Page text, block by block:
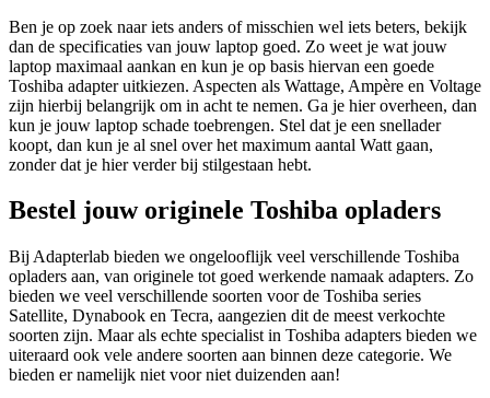
Ben je op zoek naar iets anders of misschien wel iets beters, bekijk
dan de specificaties van jouw laptop goed. Zo weet je wat jouw
laptop maximaal aankan en kun je op basis hiervan een goede
Toshiba adapter uitkiezen. Aspecten als Wattage, Ampère en Voltage
zijn hierbij belangrijk om in acht te nemen. Ga je hier overheen, dan
kun je jouw laptop schade toebrengen. Stel dat je een snellader
koopt, dan kun je al snel over het maximum aantal Watt gaan,
zonder dat je hier verder bij stilgestaan hebt.
Bestel jouw originele Toshiba opladers
Bij Adapterlab bieden we ongelooflijk veel verschillende Toshiba
opladers aan, van originele tot goed werkende namaak adapters. Zo
bieden we veel verschillende soorten voor de Toshiba series
Satellite, Dynabook en Tecra, aangezien dit de meest verkochte
soorten zijn. Maar als echte specialist in Toshiba adapters bieden we
uiteraard ook vele andere soorten aan binnen deze categorie. We
bieden er namelijk niet voor niet duizenden aan!